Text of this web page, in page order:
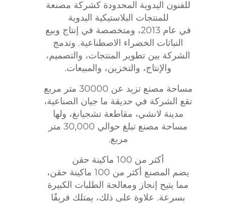
للفنون اليدوية المحدودة كشركة مصنعة
للمنتجات البلاستيكية اليدوية
في عام 2013، ومتخصصة في إنتاج وبيع
النباتات الخضراء الاصطناعية. وتدمج
الشركة بين تطوير المنتجات، والتصميم،
والإنتاج، والتخزين، والمبيعات.
مساحة مصنع تزيد عن 30000 متر مربع
تقع الشركة في حديقة ما جيان الصناعية،
مدينة لانشي، مقاطعة تشجيانغ، ولها
مساحة مصنع تبلغ حوالي 30,000 متر
مربع.
أكثر من 100 ماكينة حقن
يضم المصنع أكثر من 100 ماكينة حقن،
مما يتيح إنجاز ومعالجة الطلبات الكبيرة
بسرعة. علاوة على ذلك، يمتلك فريقًا